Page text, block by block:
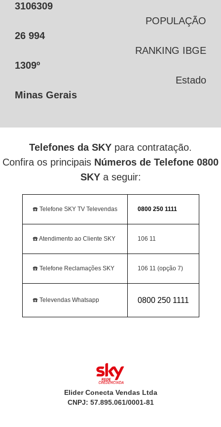
3106309
POPULAÇÃO
26 994
RANKING IBGE
1309º
Estado
Minas Gerais
Telefones da SKY para contratação.
Confira os principais Números de Telefone 0800
SKYa seguir:
☎️ Telefone SKY TV Televendas 0800 250 1111
☎️ Atendimento ao Cliente SKY 106 11
☎️ Telefone Reclamações SKY 106 11 (opção 7)
☎️ Televendas Whatsapp 0800 250 1111
Elider Conecta Vendas Ltda
CNPJ: 57.895.061/0001-81